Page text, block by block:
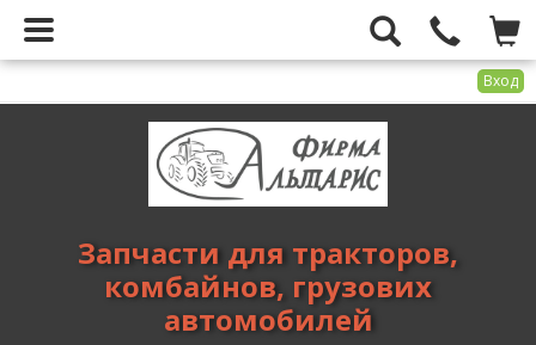
Вход
тракторов,
комбайнов,
Запчасти для тракторов,
комбайнов, грузових
автомобилей